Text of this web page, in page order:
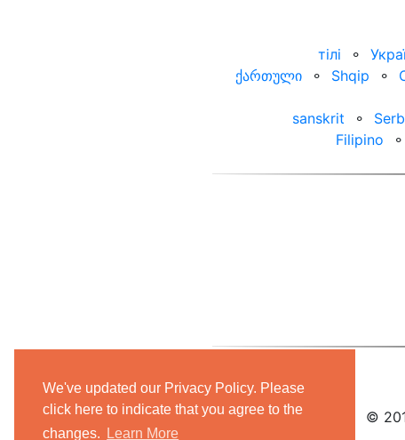
We've updated our Privacy Policy. Please
click here to indicate that you agree to the
changes.
Learn More
тілі
⚬
ქართული
⚬ Shqip ⚬
sanskrit
⚬
Filipino
⚬
©